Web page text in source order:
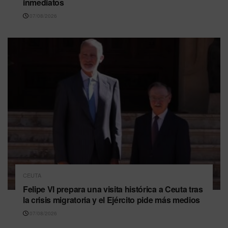
07/08/2026
CEUTA
Felipe VI prepara una visita histórica a Ceuta tras
la crisis migratoria y el Ejército pide más medios
07/08/2026